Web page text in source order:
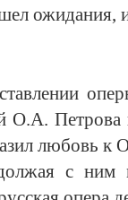
ожидания,
О.А. Петрова
любовь к
с ним